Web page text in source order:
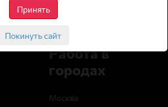
Работа в
городах
Москва
Принять
Покинуть сайт